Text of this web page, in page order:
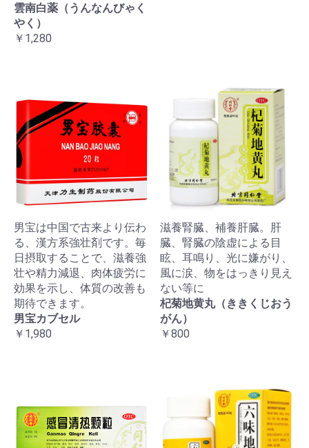
雲南白薬（うんなんびゃく
やく）
￥1,280
男宝は中国で古来より伝わ
る、漢方系強壮剤です。毎
日摂取することで、滋養強
壮や精力減退、肉体疲労に
効果を示し、体質の改善も
期待できます。
男宝カブセル
￥1,980
滋養腎臓、補養肝臓。肝
臓、腎臓の陰虚による目
眩、耳鳴り、光に嫌がり、
風に涙、物をはっきり見え
ない等に
杞菊地黄丸（ききくじおう
がん）
￥800